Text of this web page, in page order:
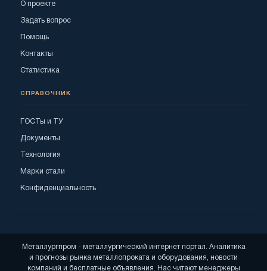
О проекте
Задать вопрос
Помощь
Контакты
Статистика
СПРАВОЧНИК
ГОСТы и ТУ
Документы
Технология
Марки стали
Конфиденциальность
Металлургпром - металлургический интернет портал. Аналитика
и прогнозы рынка металлопроката и оборудования, новости
компаний и бесплатные объявления. Нас читают менеджеры